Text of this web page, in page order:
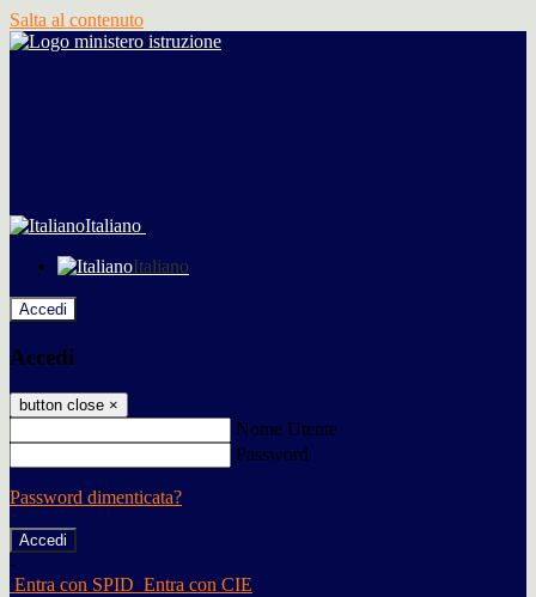
Salta al contenuto
Italiano
Italiano
Accedi
Accedi
button close ×
Nome Utente
Password
Password dimenticata?
-
Entra con SPID Entra con CIE